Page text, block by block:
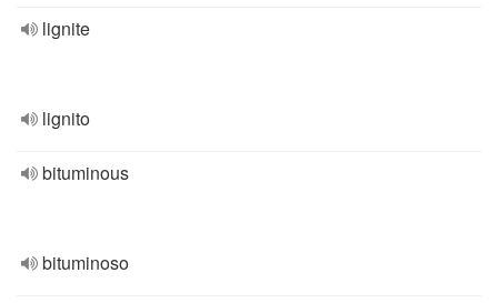
lignite
lignito
bituminous
bituminoso